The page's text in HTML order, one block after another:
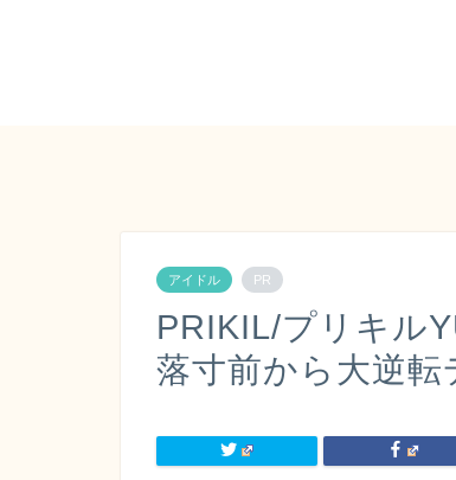
アイドル PR
PRIKIL/プリキル
落寸前から大逆転